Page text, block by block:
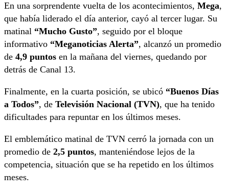
En una sorprendente vuelta de los acontecimientos, Mega,
que había liderado el día anterior, cayó al tercer lugar. Su
matinal “Mucho Gusto”, seguido por el bloque
informativo “Meganoticias Alerta”, alcanzó un promedio
de 4,9 puntos en la mañana del viernes, quedando por
detrás de Canal 13.
Finalmente, en la cuarta posición, se ubicó “Buenos Días
a Todos”, de Televisión Nacional (TVN), que ha tenido
dificultades para repuntar en los últimos meses.
El emblemático matinal de TVN cerró la jornada con un
promedio de 2,5 puntos, manteniéndose lejos de la
competencia, situación que se ha repetido en los últimos
meses.